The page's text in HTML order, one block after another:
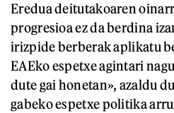
Eredua deitutakoaren
progresioa ez da berdina
irizpide berberak aplikatu
EAEko espetxe agintari
dute gai honetan», azaldu
gabeko espetxe politika